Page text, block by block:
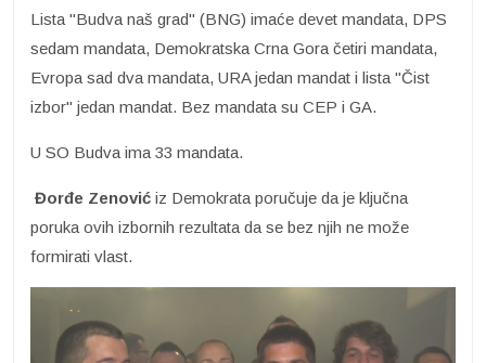
Lista "Budva naš grad" (BNG) imaće devet mandata, DPS
sedam mandata, Demokratska Crna Gora četiri mandata,
Evropa sad dva mandata, URA jedan mandat i lista "Čist
izbor" jedan mandat. Bez mandata su CEP i GA.
U SO Budva ima 33 mandata.
Đorđe Zenović iz Demokrata poručuje da je ključna
poruka ovih izbornih rezultata da se bez njih ne može
formirati vlast.